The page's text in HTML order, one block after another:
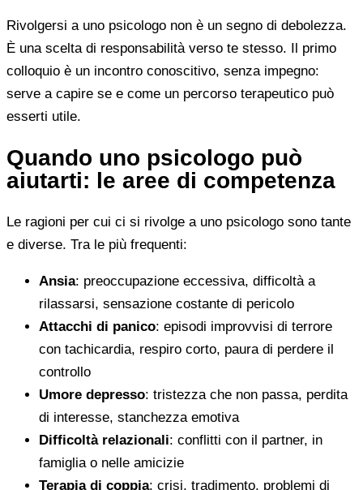
Rivolgersi a uno psicologo non è un segno di debolezza.
È una scelta di responsabilità verso te stesso. Il primo
colloquio è un incontro conoscitivo, senza impegno:
serve a capire se e come un percorso terapeutico può
esserti utile.
Quando uno psicologo può
aiutarti: le aree di competenza
Le ragioni per cui ci si rivolge a uno psicologo sono tante
e diverse. Tra le più frequenti:
Ansia: preoccupazione eccessiva, difficoltà a
rilassarsi, sensazione costante di pericolo
Attacchi di panico: episodi improvvisi di terrore
con tachicardia, respiro corto, paura di perdere il
controllo
Umore depresso: tristezza che non passa, perdita
di interesse, stanchezza emotiva
Difficoltà relazionali: conflitti con il partner, in
famiglia o nelle amicizie
Terapia di coppia: crisi, tradimento, problemi di